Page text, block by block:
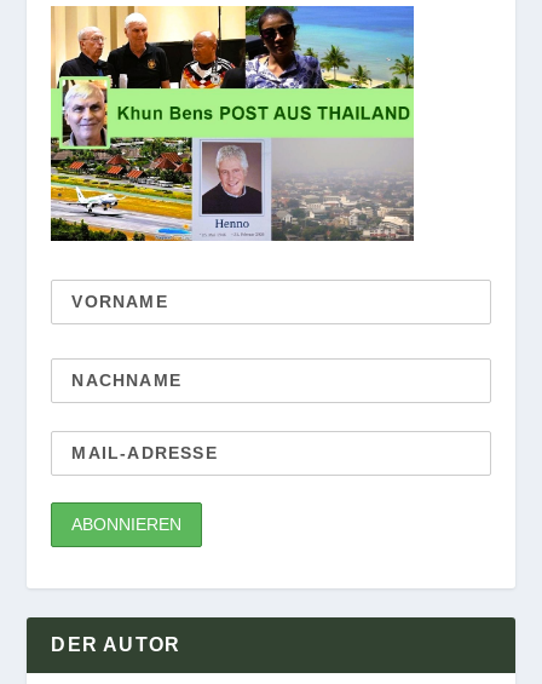
DER AUTOR